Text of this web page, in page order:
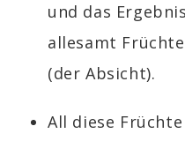
und das
allesamt
(der Absicht).
All diese